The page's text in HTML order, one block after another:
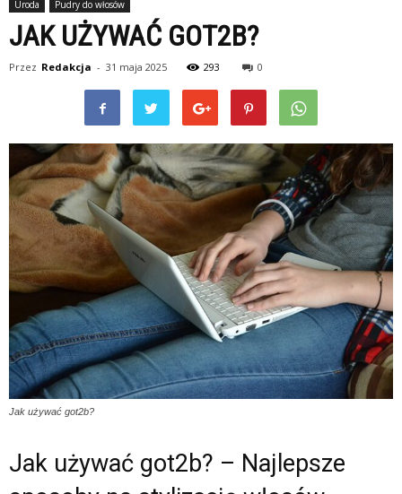
Uroda Pudry do włosów
JAK UŻYWAĆ GOT2B?
Przez Redakcja - 31 maja 2025 293 0
Jak używać got2b?
Jak używać got2b? – Najlepsze